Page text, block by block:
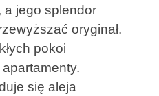
a jego splendor
oryginał.
pokoi
się aleja